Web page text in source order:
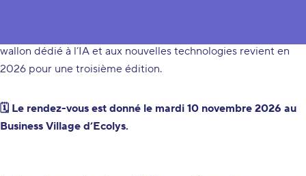
wallon dédié à l’IA et aux nouvelles technologies revient en
2026 pour une troisième édition.
🗓️ Le rendez-vous est donné le mardi 10 novembre 2026 au
Business Village d’Ecolys.